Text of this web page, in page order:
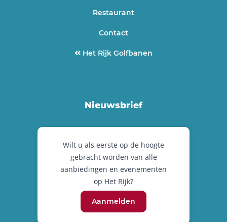
Restaurant
Contact
Het Rijk Golfbanen
Nieuwsbrief
Wilt u als eerste op de hoogte
gebracht worden van alle
aanbiedingen en evenementen
op Het Rijk?
Aanmelden